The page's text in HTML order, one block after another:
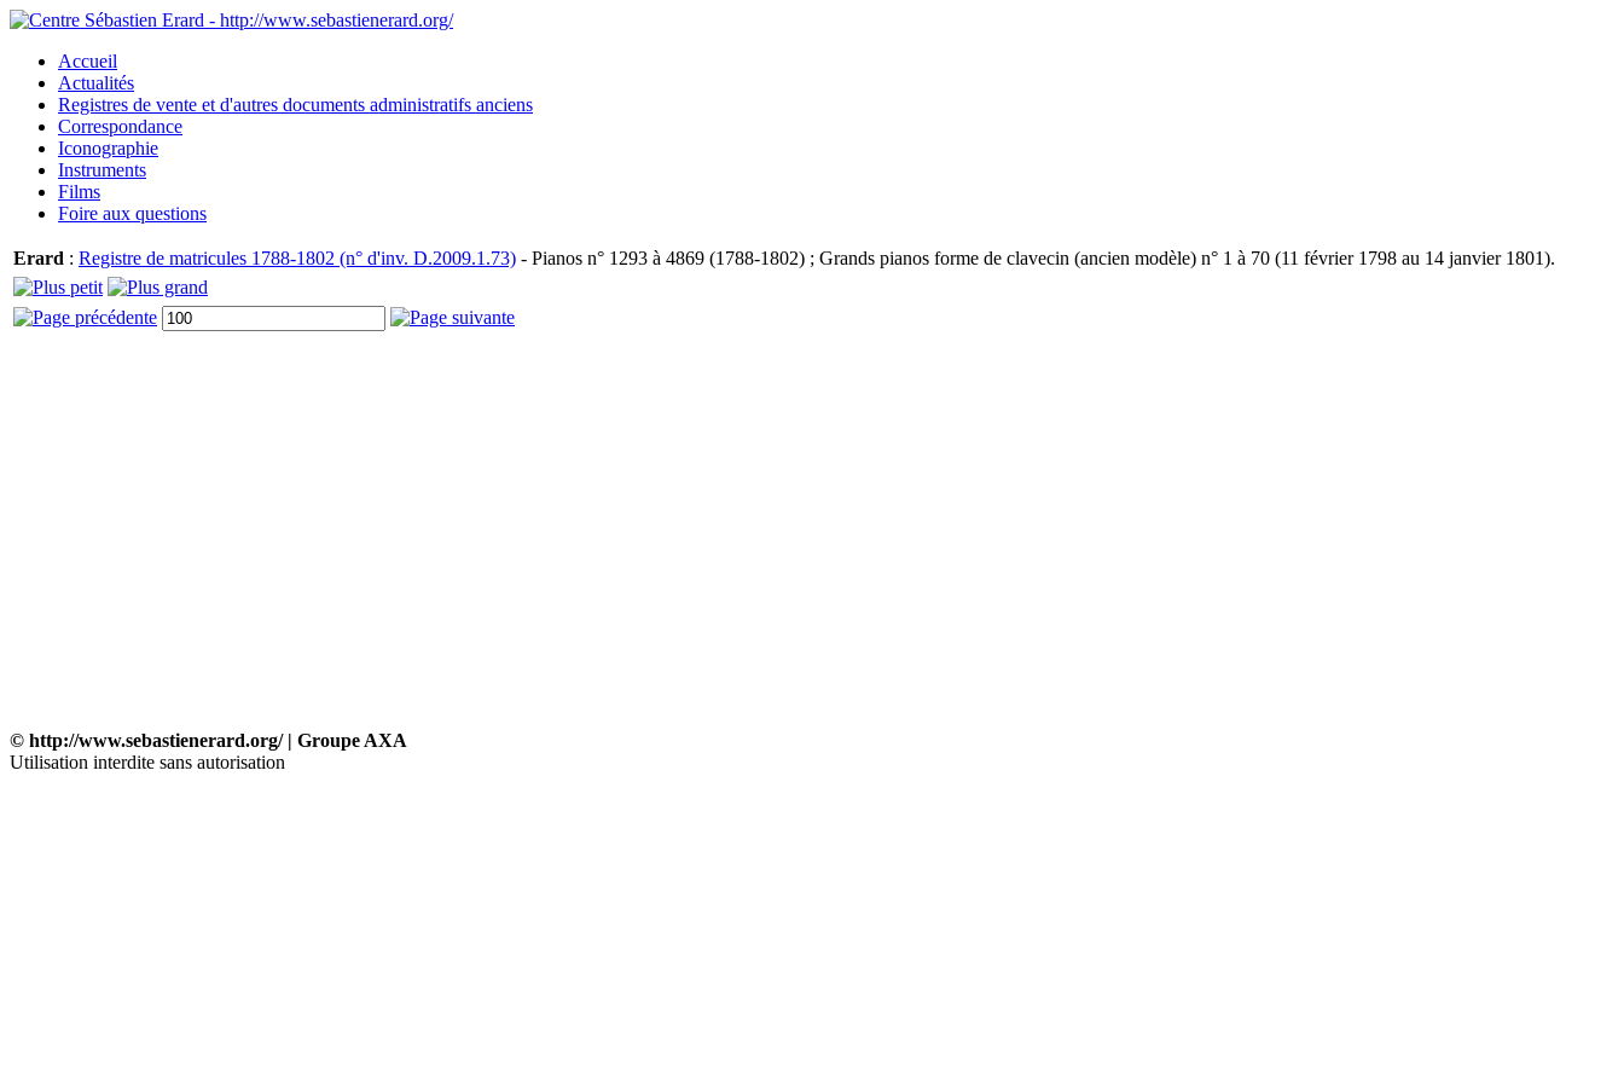
Accueil
Actualités
Registres de vente et d'autres documents administratifs anciens
Correspondance
Iconographie
Instruments
Films
Foire aux questions
Erard : Registre de matricules 1788-1802 (n° d'inv. D.2009.1.73) - Pianos n° 1293 à 4869 (1788-1802) ; Grands pianos forme de clavecin (ancien modèle) n° 1 à 70 (11 février 1798 au 14 janvier 1801).
© http://www.sebastienerard.org/ | Groupe AXA
Utilisation interdite sans autorisation